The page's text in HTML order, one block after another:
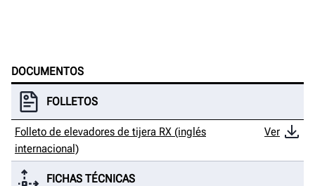
DOCUMENTOS
FOLLETOS
Folleto de elevadores de tijera RX (inglés
internacional)
Ver
FICHAS TÉCNICAS